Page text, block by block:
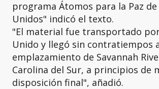
programa Átomos para la Paz de
Unidos" indicó el texto.
"El material fue transportado
Unido y llegó sin contratiempos
emplazamiento de Savannah
Carolina del Sur, a principios de
disposición final", añadió.